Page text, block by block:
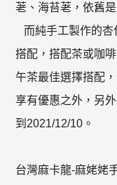
荖、海苔荖，依舊
而純手工製作的杏
搭配，搭配茶或咖
午茶最佳選擇搭配
享有優惠之外，另
到2021/12/10。
台灣麻卡龍-麻姥姥